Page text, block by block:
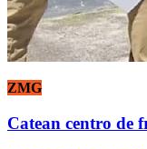
ZMG
Catean centro de